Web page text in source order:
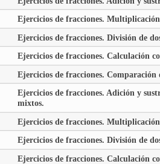
Ejercicios de fracciones.
Ejercicios de fracciones. División de
Ejercicios de fracciones. Calculación
Ejercicios de fracciones. Comparación
Ejercicios de fracciones. Adición y
mixtos.
Ejercicios de fracciones.
Ejercicios de fracciones. División de
Ejercicios de fracciones. Calculación